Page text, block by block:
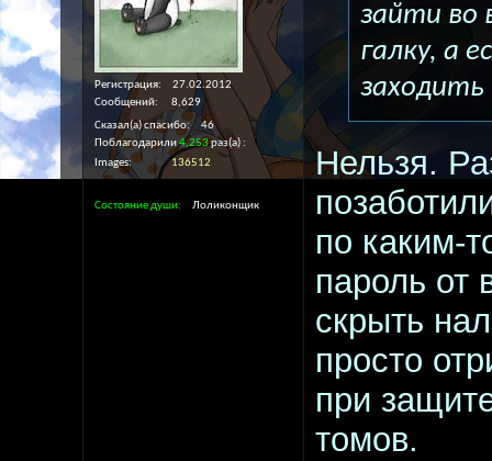
Регистрация
27.02.2012
Сообщений
8,629
Сказал(а) спасибо
46
Поблагодарили4,253раз(а)
Images
136512
Состояние души Лоликонщик
зайти во
галку, а
заходить
Нельзя.
по каким-
пароль от
скрыть
просто
при
томов.